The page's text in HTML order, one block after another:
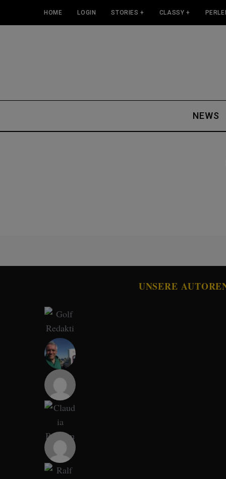
HOME LOGIN STORIES + CLASSY +
NEWS
UNSERE